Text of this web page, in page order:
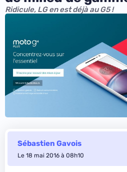
Ridicule, LG en est déjà au G5 !
Sébastien Gavois
Le 18 mai 2016 à 08h10